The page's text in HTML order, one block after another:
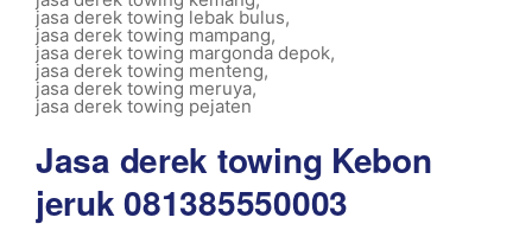
jasa derek towing lebak bulus,
jasa derek towing mampang,
jasa derek towing margonda depok,
jasa derek towing menteng,
jasa derek towing meruya,
jasa derek towing pejaten
Jasa derek towing Kebon
jeruk 081385550003